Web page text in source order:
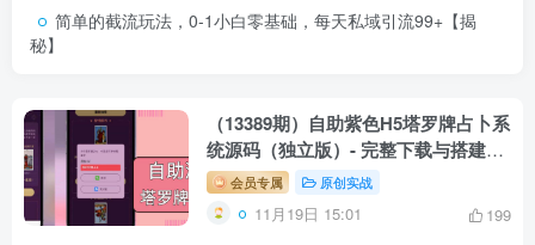
简单的截流玩法，0-1小白零基础，每天私域引流99+【揭
秘】
（13389期）自助紫色H5塔罗牌占卜系
统源码（独立版）- 完整下载与搭建教
程 会员专属 原创实战
11月19日 15:01 199